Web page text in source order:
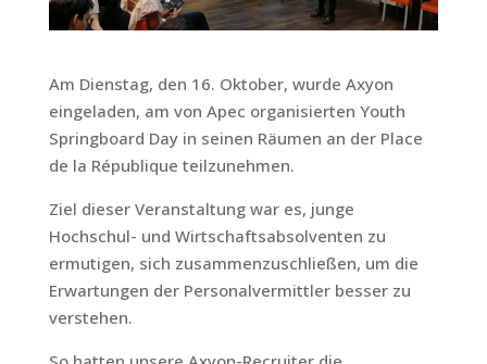
Am Dienstag, den 16. Oktober, wurde Axyon
eingeladen, am von Apec organisierten Youth
Springboard Day in seinen Räumen an der Place
de la République teilzunehmen.
Ziel dieser Veranstaltung war es, junge
Hochschul- und Wirtschaftsabsolventen zu
ermutigen, sich zusammenzuschließen, um die
Erwartungen der Personalvermittler besser zu
verstehen.